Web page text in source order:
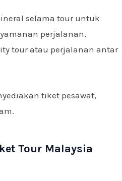
selama tour untuk
perjalanan,
tour atau perjalanan antar
tiket pesawat,
Tour Malaysia